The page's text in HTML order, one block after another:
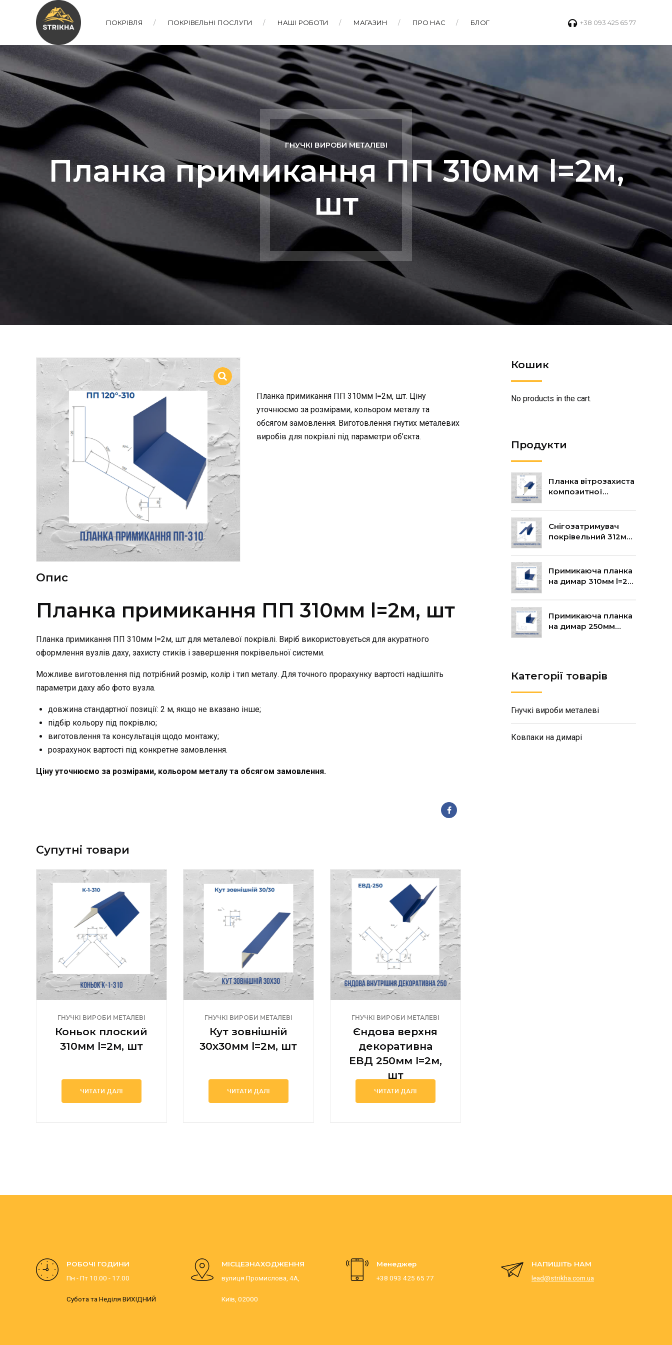
+38 093 425 65 77
ПОКРІВЛЯ ПОКРІВЕЛЬНІ ПОСЛУГИ НАШІ РОБОТИ МАГАЗИН ПРО НАС БЛОГ
ГНУЧКІ ВИРОБИ МЕТАЛЕВІ
Планка примикання ПП 310мм l=2м,
шт
Планка примикання ПП 310мм l=2м, шт. Ціну
уточнюємо за розмірами, кольором металу та
обсягом замовлення. Виготовлення гнутих металевих
виробів для покрівлі під параметри об’єкта.
Опис
Планка примикання ПП 310мм l=2м, шт
Планка примикання ПП 310мм l=2м, шт для металевої покрівлі. Виріб використовується для акуратного
оформлення вузлів даху, захисту стиків і завершення покрівельної системи.
Можливе виготовлення під потрібний розмір, колір і тип металу. Для точного прорахунку вартості надішліть
параметри даху або фото вузла.
довжина стандартної позиції: 2 м, якщо не вказано інше;
підбір кольору під покрівлю;
виготовлення та консультація щодо монтажу;
розрахунок вартості під конкретне замовлення.
Ціну уточнюємо за розмірами, кольором металу та обсягом замовлення.
Супутні товари
ГНУЧКІ ВИРОБИ МЕТАЛЕВІ
Коньок плоский
310мм l=2м, шт
ЧИТАТИ ДАЛІ
ГНУЧКІ ВИРОБИ МЕТАЛЕВІ
Кут зовнішній
30х30мм l=2м, шт
ЧИТАТИ ДАЛІ
ГНУЧКІ ВИРОБИ МЕТАЛЕВІ
Єндова верхня
декоративна
ЕВД 250мм l=2м,
шт
ЧИТАТИ ДАЛІ
Кошик
No products in the cart.
Продукти
Планка вітрозахиста
композитної
Снігозатримувач
покрівельний 312мм
Примикаюча планка
на димар 310мм l=2м,
Примикаюча планка
на димар 250мм
Категорії товарів
Гнучкі вироби металеві
Ковпаки на димарі
РОБОЧІ ГОДИНИ
Пн - Пт 10.00 - 17.00
Субота та Неділя ВИХІДНИЙ
МІСЦЕЗНАХОДЖЕННЯ
вулиця Промислова, 4А,
Київ, 02000
Менеджер
+38 093 425 65 77
НАПИШІТЬ НАМ
lead@strikha.com.ua